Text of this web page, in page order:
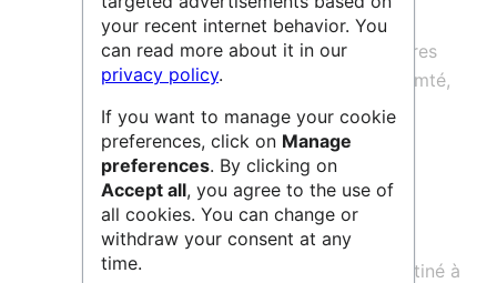
dat@OSU, ...) permettant aux
établissements, laboratoires et structures
fédératives de Bourgogne-Franche-Comté,
la description de leurs données sur
dat@UBFC.
Le service permet, depuis mars 2024,
également dedéposer des données
finalisées, afin qu’elles soient
téléchargeables directement. Il est destiné à
your recent internet behavior. You
can read more about it in our
privacy policy.
If you want to manage your cookie
preferences, click on Manage
preferences. By clicking on
Accept all, you agree to the use of
all cookies. You can change or
withdraw your consent at any
time.